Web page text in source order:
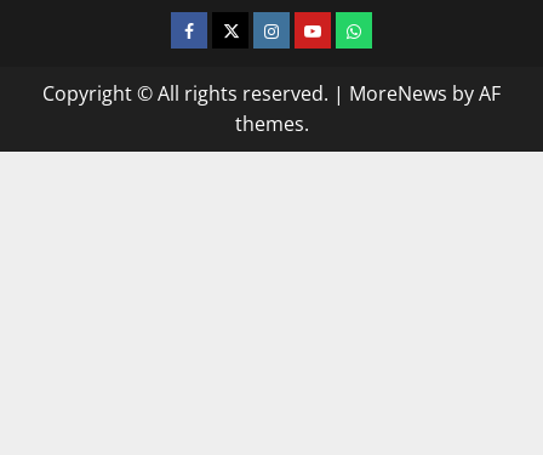
facebooktwitterinstagram.com
youtubewhatsapp
Copyright © All rights reserved. | MoreNews by AF
themes.